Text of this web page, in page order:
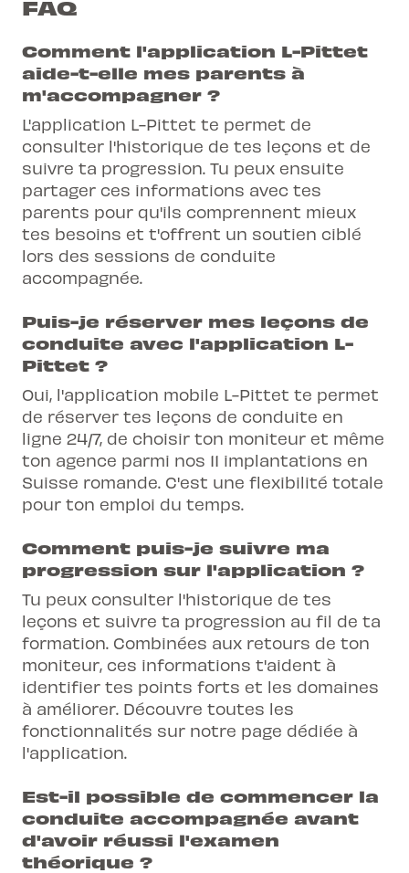
FAQ
Comment l'application L-Pittet
aide-t-elle mes parents à
m'accompagner ?
L'application L-Pittet te permet de
consulter l'historique de tes leçons et de
suivre ta progression. Tu peux ensuite
partager ces informations avec tes
parents pour qu'ils comprennent mieux
tes besoins et t'offrent un soutien ciblé
lors des sessions de conduite
accompagnée.
Puis-je réserver mes leçons de
conduite avec l'application L-
Pittet ?
Oui, l'application mobile L-Pittet te permet
de réserver tes leçons de conduite en
ligne 24/7, de choisir ton moniteur et même
ton agence parmi nos 11 implantations en
Suisse romande. C'est une flexibilité totale
pour ton emploi du temps.
Comment puis-je suivre ma
progression sur l'application ?
Tu peux consulter l'historique de tes
leçons et suivre ta progression au fil de ta
formation. Combinées aux retours de ton
moniteur, ces informations t'aident à
identifier tes points forts et les domaines
à améliorer. Découvre toutes les
fonctionnalités sur notre page dédiée à
l'application.
Est-il possible de commencer la
conduite accompagnée avant
d'avoir réussi l'examen
théorique ?